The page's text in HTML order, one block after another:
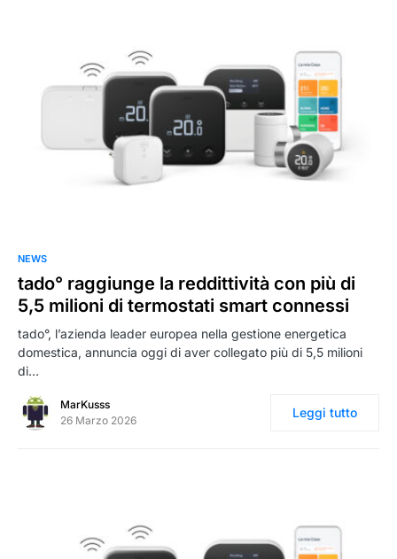
NEWS
tado° raggiunge la reddittività con più di
5,5 milioni di termostati smart connessi
tado°, l’azienda leader europea nella gestione energetica
domestica, annuncia oggi di aver collegato più di 5,5 milioni
di…
MarKusss
26 Marzo 2026
Leggi tutto